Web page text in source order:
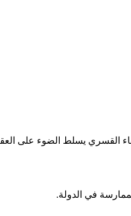
القسري يسلط الضوء على
في الدولة.